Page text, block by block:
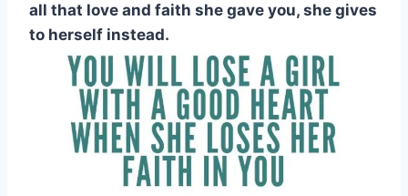
all that love and faith she gave you, she gives
to herself instead.